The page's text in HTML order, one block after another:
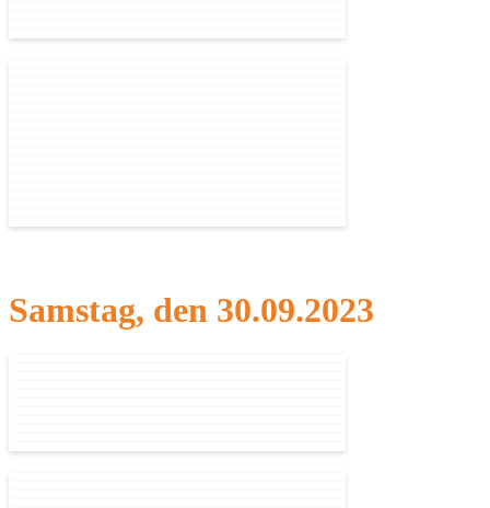
Samstag, den 30.09.2023